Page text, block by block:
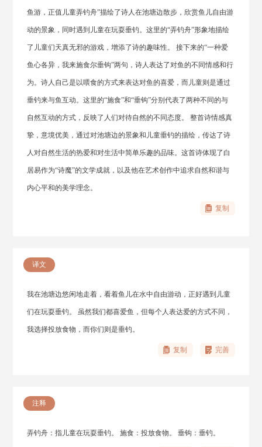
鱼游，正值儿童弄钓舟”描绘了诗人在池塘边散步，欣赏鱼儿自由游
动的景象，同时遇到儿童在玩耍垂钓。这里的“弄钓舟”形象地描绘
了儿童们天真无邪的游戏，增添了诗的趣味性。 接下来的“一种爱
鱼心各异，我来施食尔垂钩”两句，诗人表达了对鱼的不同情感和行
为。诗人自己是以喂食的方式来表达对鱼的喜爱，而儿童则是通过
垂钓来与鱼互动。这里的“施食”和“垂钩”分别代表了两种不同的与
自然互动的方式，反映了人们对待自然的不同态度。 整首诗情感真
挚，意境优美，通过对池塘边的景象和儿童垂钓的描绘，传达了诗
人对自然生活的热爱和对生活中简单乐趣的品味。这首诗体现了白
居易作为“诗魔”的文学成就，以及他在艺术创作中追求自然和谐与
内心平和的美学理念。
复制
译文
我在池塘边悠闲地走着，看着鱼儿在水中自由游动，正好遇到儿童
们在玩耍垂钓。 虽然我们都喜爱鱼，但每个人表达爱的方式不同，
我选择投放食物，而你们则是垂钓。
复制 完善
注释
弄钓舟：指儿童在玩耍垂钓。 施食：投放食物。 垂钩：垂钓。